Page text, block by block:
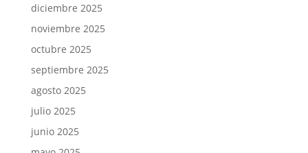
diciembre 2025
noviembre 2025
octubre 2025
septiembre 2025
agosto 2025
julio 2025
junio 2025